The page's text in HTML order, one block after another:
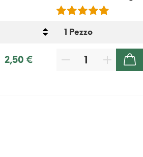
2,50 €